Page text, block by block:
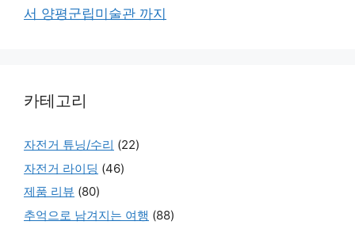
서 양평군립미술관 까지
카테고리
자전거 튜닝/수리 (22)
자전거 라이딩 (46)
제품 리뷰 (80)
추억으로 남겨지는 여행 (88)